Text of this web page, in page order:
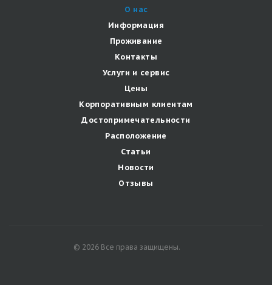
О нас
Информация
Проживание
Контакты
Услуги и сервис
Цены
Корпоративным клиентам
Достопримечательности
Расположение
Статьи
Новости
Отзывы
© 2026 Все права защищены.